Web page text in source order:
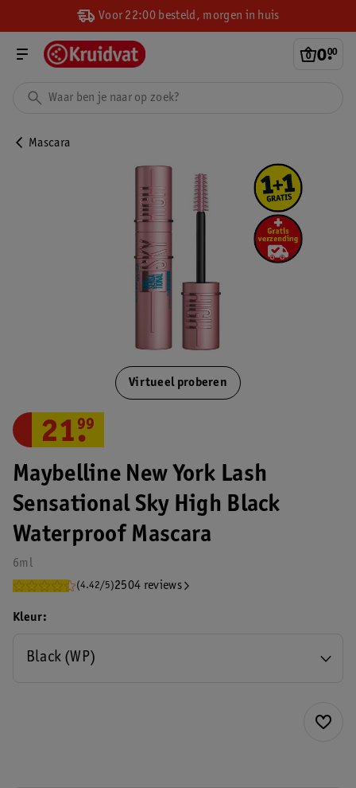
Voor 22:00 besteld, morgen in huis
0.
00
Mascara
Virtueel proberen
Maybelline New York Lash
Sensational Sky High Black
Waterproof Mascara
6ml
(4.42/5)2504 reviews
21.
99
Kleur
Black (WP)